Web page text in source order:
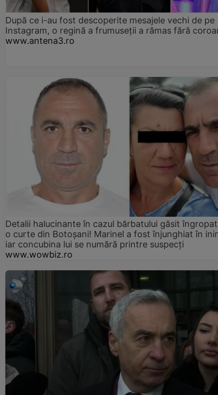
După ce i-au fost descoperite mesajele vechi de pe
Instagram, o regină a frumuseții a rămas fără
www.antena3.ro
Detalii halucinante în cazul bărbatului găsit
o curte din Botoșani! Marinel a fost înjunghiat în
iar concubina lui se numără printre suspecți
www.wowbiz.ro